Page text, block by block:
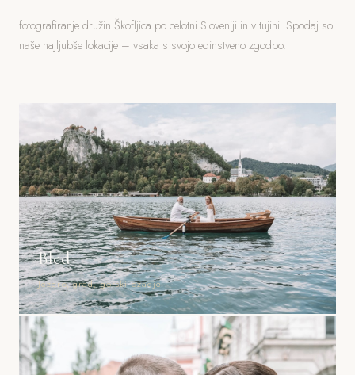
fotografiranje družin Škofljica po celotni Sloveniji in v tujini. Spodaj so
naše najljubše lokacije – vsaka s svojo edinstveno zgodbo.
Bled
Jezero, grad, gorski ozadje